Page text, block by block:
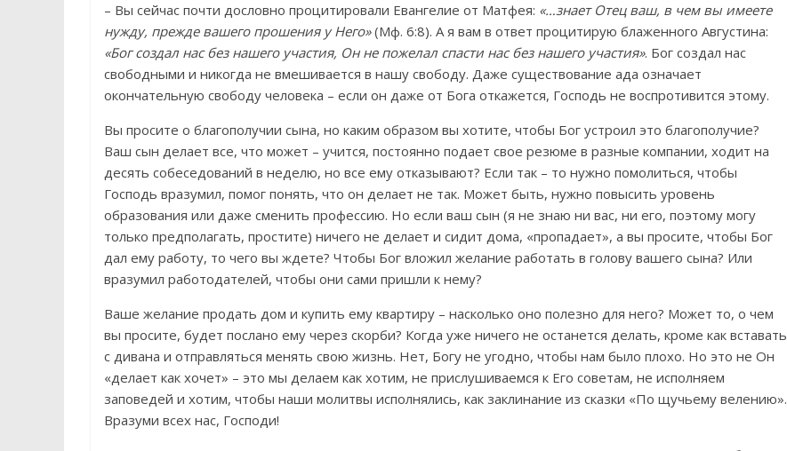
– Вы сейчас почти дословно процитировали Евангелие от Матфея: «…знает Отец ваш, в чем вы имеете
нужду, прежде вашего прошения у Него»(Мф. 6:8). А я вам в ответ процитирую блаженного Августина:
«Бог создал нас без нашего участия, Он не пожелал спасти нас без нашего участия». Бог создал нас
свободными и никогда не вмешивается в нашу свободу. Даже существование ада означает
окончательную свободу человека – если он даже от Бога откажется, Господь не воспротивится этому.
Вы просите о благополучии сына, но каким образом вы хотите, чтобы Бог устроил это благополучие?
Ваш сын делает все, что может – учится, постоянно подает свое резюме в разные компании, ходит на
десять собеседований в неделю, но все ему отказывают? Если так – то нужно помолиться, чтобы
Господь вразумил, помог понять, что он делает не так. Может быть, нужно повысить уровень
образования или даже сменить профессию. Но если ваш сын (я не знаю ни вас, ни его, поэтому могу
только предполагать, простите) ничего не делает и сидит дома, «пропадает», а вы просите, чтобы Бог
дал ему работу, то чего вы ждете? Чтобы Бог вложил желание работать в голову вашего сына? Или
вразумил работодателей, чтобы они сами пришли к нему?
Ваше желание продать дом и купить ему квартиру – насколько оно полезно для него? Может то, о чем
вы просите, будет послано ему через скорби? Когда уже ничего не останется делать, кроме как вставать
с дивана и отправляться менять свою жизнь. Нет, Богу не угодно, чтобы нам было плохо. Но это не Он
«делает как хочет» – это мы делаем как хотим, не прислушиваемся к Его советам, не исполняем
заповедей и хотим, чтобы наши молитвы исполнялись, как заклинание из сказки «По щучьему велению».
Вразуми всех нас, Господи!